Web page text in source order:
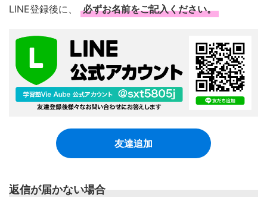
LINE登録後に、
必ずお名前をご記入ください。
友達追加
返信が届かない場合